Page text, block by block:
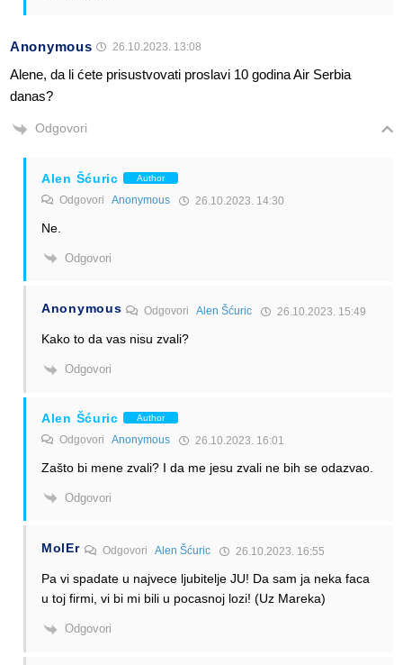
Anonymous 26.10.2023. 13:08
Alene, da li ćete prisustvovati proslavi 10 godina Air Serbia
danas?
Odgovori
Alen Šćuric Author
Odgovori Anonymous 26.10.2023. 14:30
Ne.
Odgovori
Anonymous OdgovoriAlen Šćuric 26.10.2023. 15:49
Kako to da vas nisu zvali?
Odgovori
Alen Šćuric Author
Odgovori Anonymous 26.10.2023. 16:01
Zašto bi mene zvali? I da me jesu zvali ne bih se odazvao.
Odgovori
MolEr Odgovori Alen Šćuric 26.10.2023. 16:55
Pa vi spadate u najvece ljubitelje JU! Da sam ja neka faca
u toj firmi, vi bi mi bili u pocasnoj lozi! (Uz Mareka)
Odgovori